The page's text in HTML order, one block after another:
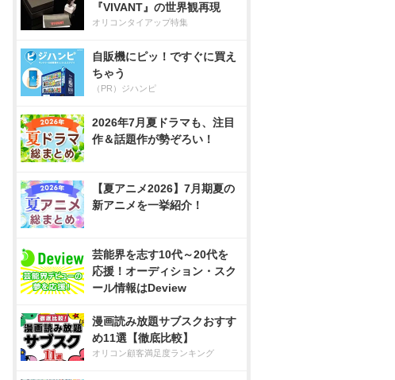
『VIVANT』の世界観再現
オリコンタイアップ特集
自販機にピッ！ですぐに買え
ちゃう
（PR）ジハンピ
2026年7月夏ドラマも、注目
作＆話題作が勢ぞろい！
【夏アニメ2026】7月期夏の
新アニメを一挙紹介！
芸能界を志す10代～20代を
応援！オーディション・スク
ール情報はDeview
漫画読み放題サブスクおすす
め11選【徹底比較】
オリコン顧客満足度ランキング